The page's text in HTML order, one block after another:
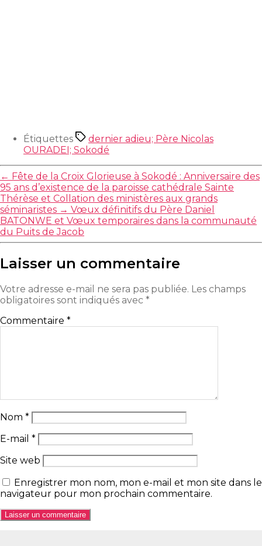
Étiquettes
dernier adieu; Père Nicolas
OURADEI; Sokodé
← Fête de la Croix Glorieuse à Sokodé : Anniversaire des
95 ans d’existence de la paroisse cathédrale Sainte
Thérèse et Collation des ministères aux grands
séminaristes → Vœux définitifs du Père Daniel
BATONWE et Vœux temporaires dans la communauté
du Puits de Jacob
Laisser un commentaire
Votre adresse e-mail ne sera pas publiée. Les champs
obligatoires sont indiqués avec *
Commentaire *
Nom *
E-mail *
Site web
Enregistrer mon nom, mon e-mail et mon site dans le
navigateur pour mon prochain commentaire.